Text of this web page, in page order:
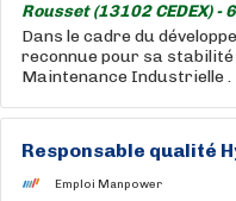
Rousset (13102 CEDEX) -
Dans le cadre du
reconnue pour sa stabilité
Maintenance Industrielle .
Responsable qualité
Emploi Manpower